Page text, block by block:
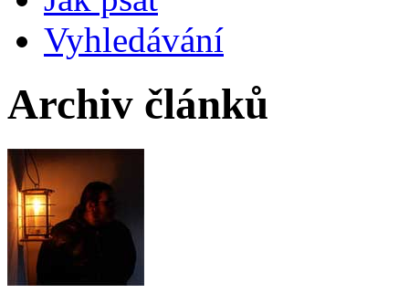
Vyhledávání
Archiv článků